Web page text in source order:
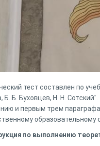
тест составлен по
Б. Б. Буховцев, Н. Н.
и первым трем
образовательному
по выполнению